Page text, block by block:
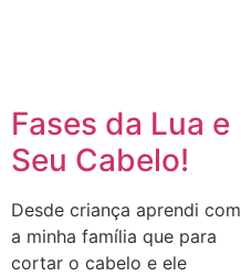
Fases da Lua e
Seu Cabelo!
Desde criança aprendi com
a minha família que para
cortar o cabelo e ele